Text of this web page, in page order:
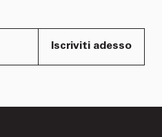
Iscriviti adesso